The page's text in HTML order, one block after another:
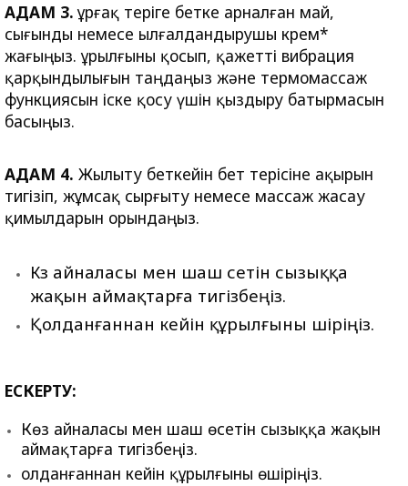
ҚАДАМ 3. Құрғақ теріге бетке арналған май,
сығынды немесе ылғалдандырушы крем*
жағыңыз. Құрылғыны қосып, қажетті вибрация
қарқындылығын таңдаңыз және термомассаж
функциясын іске қосу үшін қыздыру батырмасын
басыңыз.
ҚАДАМ 4. Жылыту беткейін бет терісіне ақырын
тигізіп, жұмсақ сырғыту немесе массаж жасау
қимылдарын орындаңыз.
Көз айналасы мен шаш өсетін сызыққа
жақын аймақтарға тигізбеңіз.
Қолданғаннан кейін құрылғыны өшіріңіз.
ЕСКЕРТУ:
Көз айналасы мен шаш өсетін сызыққа жақын
аймақтарға тигізбеңіз.
Қолданғаннан кейін құрылғыны өшіріңіз.